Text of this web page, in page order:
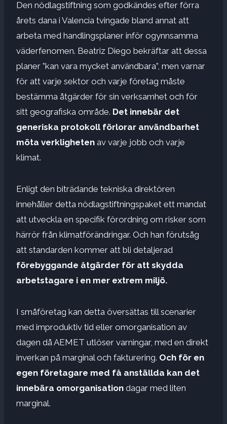
Den nödlagstiftning som godkändes efter förra
årets dana i Valencia tvingade bland annat att
arbeta med handlingsplaner inför ogynnsamma
väderfenomen. Beatriz Diego bekräftar att dessa
planer ”kan vara mycket användbara”, men varnar
för att varje sektor och varje företag måste
bestämma åtgärder för sin verksamhet och för
sitt geografiska område. Det innebär det
generiska protokoll förlorar användbarhet
möta verkligheten av varje jobb och varje
klimat.
Enligt den biträdande tekniska direktören
innehåller detta nödlagstiftningspaket ett mandat
att utveckla en specifik förordning om risker som
härrör från klimatförändringar. Och han förutsåg
att standarden kommer att bli detaljerad
förebyggande åtgärder för att skydda
arbetstagare i en mer extrem miljö.
I småföretag kan detta översättas till scenarier
med improduktiv tid eller omorganisation av
dagen då AEMET utlöser varningar, med en direkt
inverkan på marginal och fakturering. Och för en
egen företagare med få anställda kan det
innebära omorganisation dagar med liten
marginal.